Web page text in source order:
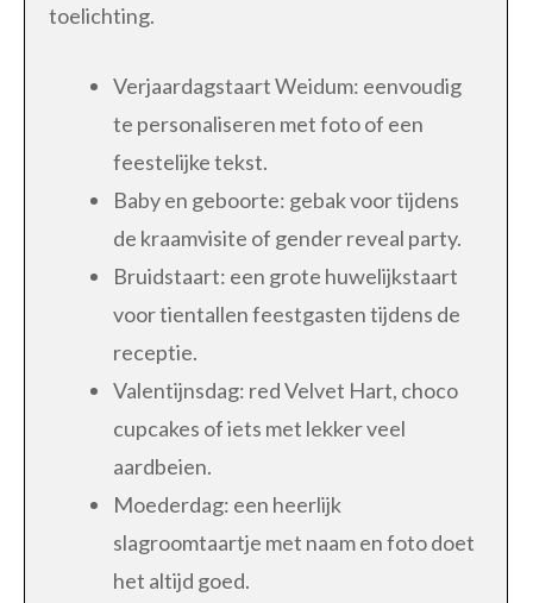
toelichting.
Verjaardagstaart Weidum: eenvoudig
te personaliseren met foto of een
feestelijke tekst.
Baby en geboorte: gebak voor tijdens
de kraamvisite of gender reveal party.
Bruidstaart: een grote huwelijkstaart
voor tientallen feestgasten tijdens de
receptie.
Valentijnsdag: red Velvet Hart, choco
cupcakes of iets met lekker veel
aardbeien.
Moederdag: een heerlijk
slagroomtaartje met naam en foto doet
het altijd goed.